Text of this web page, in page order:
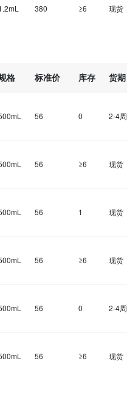
380 ≥6 现货
格 标准价 库存 货期
56 0 2-4周
56 ≥6 现货
56 1 现货
56 ≥6 现货
56 0 2-4周
56 ≥6 现货